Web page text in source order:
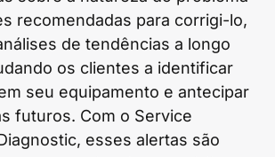
recomendadas para corrigi-lo,
de tendências a longo
os clientes a identificar
seu equipamento e antecipar
futuros. Com o Service
esses alertas são